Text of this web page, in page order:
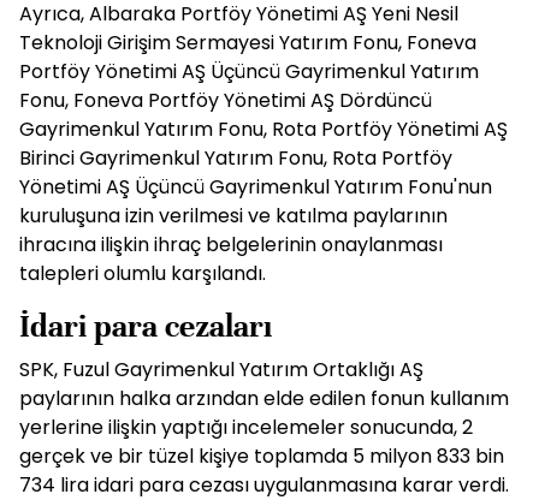
Ayrıca, Albaraka Portföy Yönetimi AŞ Yeni Nesil
Teknoloji Girişim Sermayesi Yatırım Fonu, Foneva
Portföy Yönetimi AŞ Üçüncü Gayrimenkul Yatırım
Fonu, Foneva Portföy Yönetimi AŞ Dördüncü
Gayrimenkul Yatırım Fonu, Rota Portföy Yönetimi AŞ
Birinci Gayrimenkul Yatırım Fonu, Rota Portföy
Yönetimi AŞ Üçüncü Gayrimenkul Yatırım Fonu'nun
kuruluşuna izin verilmesi ve katılma paylarının
ihracına ilişkin ihraç belgelerinin onaylanması
talepleri olumlu karşılandı.
İdari para cezaları
SPK, Fuzul Gayrimenkul Yatırım Ortaklığı AŞ
paylarının halka arzından elde edilen fonun kullanım
yerlerine ilişkin yaptığı incelemeler sonucunda, 2
gerçek ve bir tüzel kişiye toplamda 5 milyon 833 bin
734 lira idari para cezası uygulanmasına karar verdi.